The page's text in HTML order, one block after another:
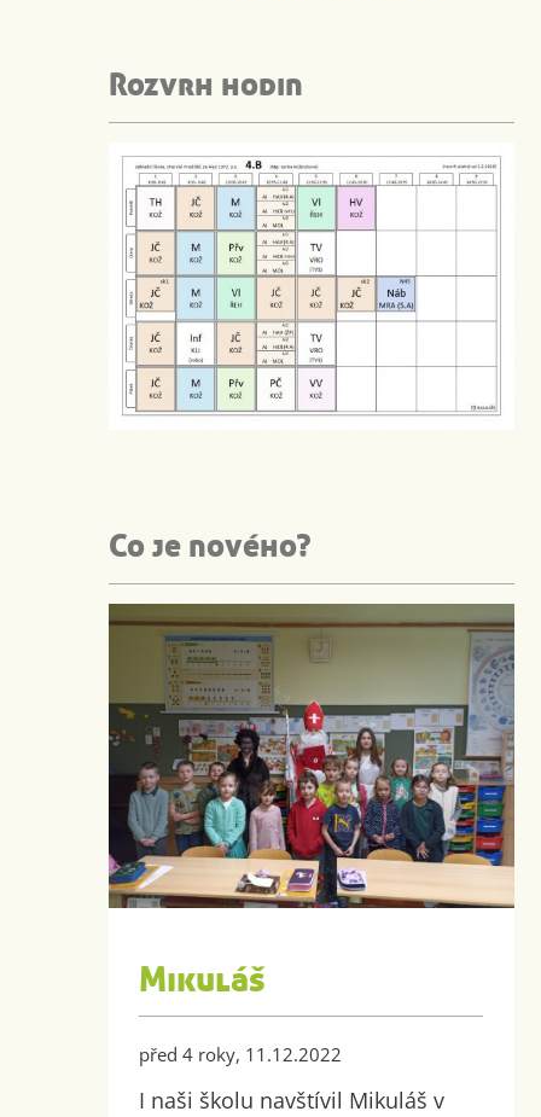
Rozvrh hodin
Co je nového?
Mikuláš
před 4 roky, 11.12.2022
I naši školu navštívil Mikuláš v